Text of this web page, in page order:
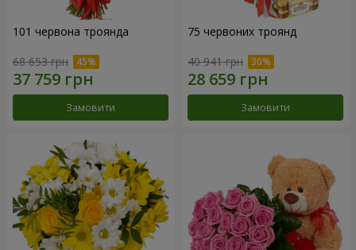
101 червона троянда
68 653 грн
Замовити
75 червоних троянд
40 941 грн
Замовити